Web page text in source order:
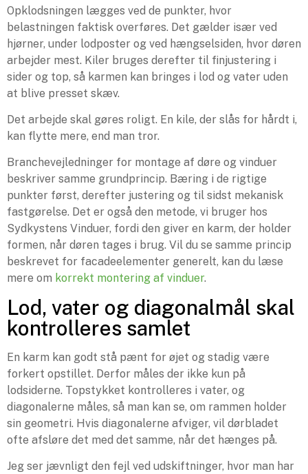
Opklodsningen lægges ved de punkter, hvor
belastningen faktisk overføres. Det gælder især ved
hjørner, under lodposter og ved hængselsiden, hvor døren
arbejder mest. Kiler bruges derefter til finjustering i
sider og top, så karmen kan bringes i lod og vater uden
at blive presset skæv.
Det arbejde skal gøres roligt. En kile, der slås for hårdt i,
kan flytte mere, end man tror.
Branchevejledninger for montage af døre og vinduer
beskriver samme grundprincip. Bæring i de rigtige
punkter først, derefter justering og til sidst mekanisk
fastgørelse. Det er også den metode, vi bruger hos
Sydkystens Vinduer, fordi den giver en karm, der holder
formen, når døren tages i brug. Vil du se samme princip
beskrevet for facadeelementer generelt, kan du læse
mere om korrekt montering af vinduer.
Lod, vater og diagonalmål skal
kontrolleres samlet
En karm kan godt stå pænt for øjet og stadig være
forkert opstillet. Derfor måles der ikke kun på
lodsiderne. Topstykket kontrolleres i vater, og
diagonalerne måles, så man kan se, om rammen holder
sin geometri. Hvis diagonalerne afviger, vil dørbladet
ofte afsløre det med det samme, når det hænges på.
Jeg ser jævnligt den fejl ved udskiftninger, hvor man har